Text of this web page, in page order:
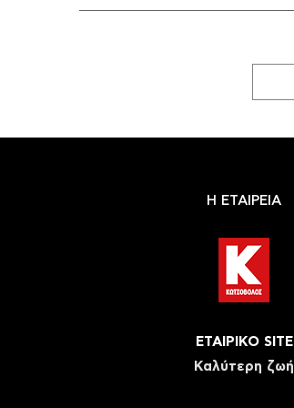
Η ΕΤΑΙΡΕΙΑ
ΕΤΑΙΡΙΚΟ SITE
Καλύτερη ζωή